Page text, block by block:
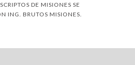
DE MISIONES SE
ING. BRUTOS MISIONES.